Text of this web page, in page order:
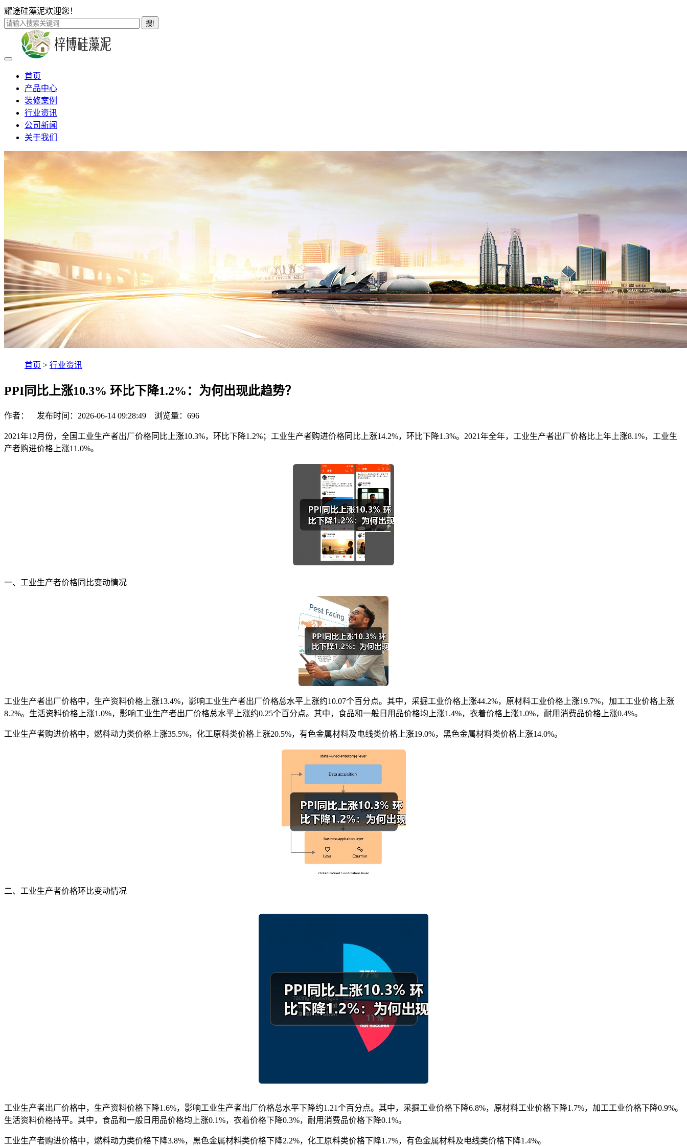
耀途硅藻泥欢迎您！
搜!
首页
产品中心
装修案例
行业资讯
公司新闻
关于我们
首页 > 行业资讯
PPI同比上涨10.3% 环比下降1.2%：为何出现此趋势？
作者： 发布时间：2026-06-14 09:28:49 浏览量： 696
2021年12月份，全国工业生产者出厂价格同比上涨10.3%，环比下降1.2%；工业生产者购进价格同比上涨14.2%，环比下降1.3%。2021年全年，工业生产者出厂价格比上年上涨8.1%，工业生
产者购进价格上涨11.0%。
一、工业生产者价格同比变动情况
工业生产者出厂价格中，生产资料价格上涨13.4%，影响工业生产者出厂价格总水平上涨约10.07个百分点。其中，采掘工业价格上涨44.2%，原材料工业价格上涨19.7%，加工工业价格上涨
8.2%。生活资料价格上涨1.0%，影响工业生产者出厂价格总水平上涨约0.25个百分点。其中，食品和一般日用品价格均上涨1.4%，衣着价格上涨1.0%，耐用消费品价格上涨0.4%。
工业生产者购进价格中，燃料动力类价格上涨35.5%，化工原料类价格上涨20.5%，有色金属材料及电线类价格上涨19.0%，黑色金属材料类价格上涨14.0%。
二、工业生产者价格环比变动情况
工业生产者出厂价格中，生产资料价格下降1.6%，影响工业生产者出厂价格总水平下降约1.21个百分点。其中，采掘工业价格下降6.8%，原材料工业价格下降1.7%，加工工业价格下降0.9%。
生活资料价格持平。其中，食品和一般日用品价格均上涨0.1%，衣着价格下降0.3%，耐用消费品价格下降0.1%。
工业生产者购进价格中，燃料动力类价格下降3.8%，黑色金属材料类价格下降2.2%，化工原料类价格下降1.7%，有色金属材料及电线类价格下降1.4%。